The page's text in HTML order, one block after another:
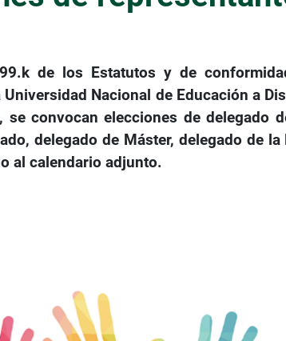
de los Estatutos y de
Nacional de Educación a
convocan elecciones de delegado
delegado de Máster, delegado de
al calendario adjunto.